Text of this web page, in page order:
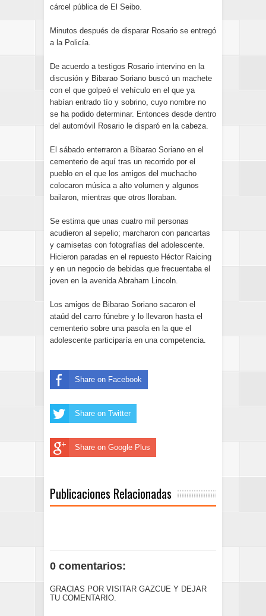
cárcel pública de El Seibo.
Minutos después de disparar Rosario se entregó
a la Policía.
De acuerdo a testigos Rosario intervino en la
discusión y Bibarao Soriano buscó un machete
con el que golpeó el vehículo en el que ya
habían entrado tío y sobrino, cuyo nombre no
se ha podido determinar. Entonces desde dentro
del automóvil Rosario le disparó en la cabeza.
El sábado enterraron a Bibarao Soriano en el
cementerio de aquí tras un recorrido por el
pueblo en el que los amigos del muchacho
colocaron música a alto volumen y algunos
bailaron, mientras que otros lloraban.
Se estima que unas cuatro mil personas
acudieron al sepelio; marcharon con pancartas
y camisetas con fotografías del adolescente.
Hicieron paradas en el repuesto Héctor Raicing
y en un negocio de bebidas que frecuentaba el
joven en la avenida Abraham Lincoln.
Los amigos de Bibarao Soriano sacaron el
ataúd del carro fúnebre y lo llevaron hasta el
cementerio sobre una pasola en la que el
adolescente participaría en una competencia.
Share on Facebook
Share on Twitter
Share on Google Plus
Publicaciones Relacionadas
0 comentarios:
GRACIAS POR VISITAR GAZCUE Y DEJAR
TU COMENTARIO.